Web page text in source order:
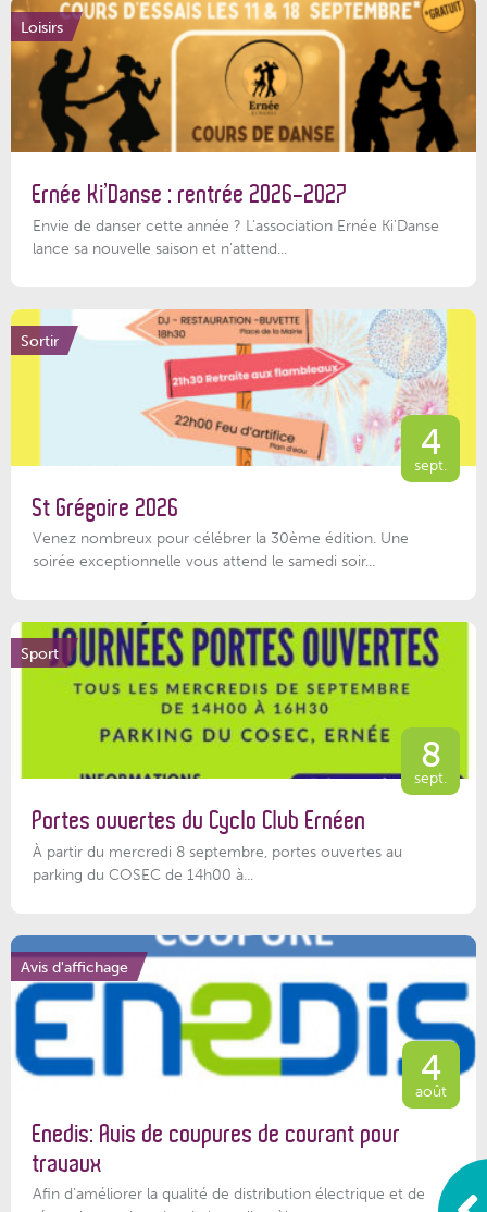
Loisirs
Ernée Ki’Danse : rentrée 2026-2027
Envie de danser cette année ? L'association Ernée Ki'Danse
lance sa nouvelle saison et n'attend...
Sortir
4
sept.
St Grégoire 2026
Venez nombreux pour célébrer la 30ème édition. Une
soirée exceptionnelle vous attend le samedi soir...
Sport
8
sept.
Portes ouvertes du Cyclo Club Ernéen
À partir du mercredi 8 septembre, portes ouvertes au
parking du COSEC de 14h00 à...
Avis d'affichage
4
août
Enedis: Avis de coupures de courant pour
travaux
Afin d’améliorer la qualité de distribution électrique et de